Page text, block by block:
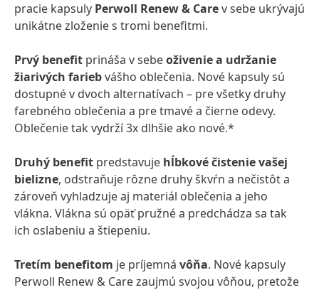
pracie kapsuly Perwoll Renew & Carev sebe ukrývajú
unikátne zloženie s tromi benefitmi.
Prvý benefit prináša v sebeoživenie a udržanie
žiarivých fariebvášho oblečenia. Nové kapsuly sú
dostupné v dvoch alternatívach – pre všetky druhy
farebného oblečenia a pre tmavé a čierne odevy.
Oblečenie tak vydrží 3x dlhšie ako nové.*
Druhý benefit predstavuje hĺbkové čistenie vašej
bielizne, odstraňuje rôzne druhy škvŕn a nečistôt a
zároveň vyhladzuje aj materiál oblečenia a jeho
vlákna. Vlákna sú opäť pružné a predchádza sa tak
ich oslabeniu a štiepeniu.
Tretím benefitom je príjemná vôňa. Nové kapsuly
Perwoll Renew & Care zaujmú svojou vôňou, pretože